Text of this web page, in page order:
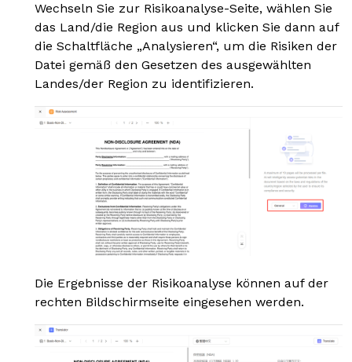
Wechseln Sie zur Risikoanalyse-Seite, wählen Sie
das Land/die Region aus und klicken Sie dann auf
die Schaltfläche „Analysieren“, um die Risiken der
Datei gemäß den Gesetzen des ausgewählten
Landes/der Region zu identifizieren.
Die Ergebnisse der Risikoanalyse können auf der
rechten Bildschirmseite eingesehen werden.